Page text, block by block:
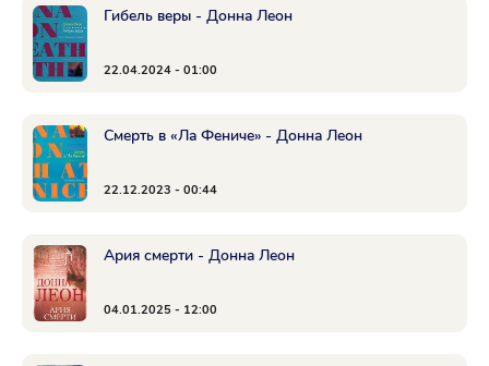
Гибель веры - Донна Леон
22.04.2024 - 01:00
Смерть в «Ла Фениче» - Донна Леон
22.12.2023 - 00:44
Ария смерти - Донна Леон
04.01.2025 - 12:00